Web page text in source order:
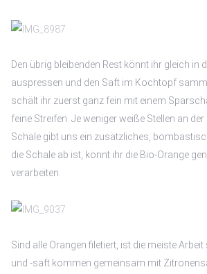
Den übrig bleibenden Rest könnt ihr gleich in
auspressen und den Saft im Kochtopf
schält ihr zuerst ganz fein mit einem
feine Streifen. Je weniger weiße Stellen an
Schale gibt uns ein zusätzliches,
die Schale ab ist, könnt ihr die Bio-Orange
verarbeiten.
Sind alle Orangen filetiert, ist die meiste
und -saft kommen gemeinsam mit